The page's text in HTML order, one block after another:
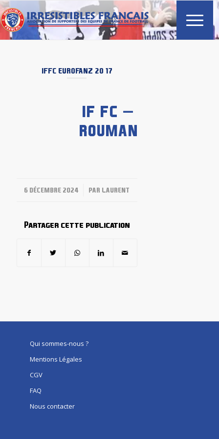
IFFC EUROFANZ 2017
IF FC –
ROUMANIE
6 DÉCEMBRE 2024
/ PAR LAURENT
Partager cette publication
Qui sommes-nous ?
Mentions Légales
CGV
FAQ
Nous contacter